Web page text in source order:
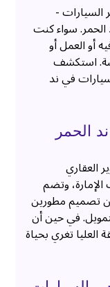
السيارات -
سواء كنت
أو العمل أو
استكشف
في ند
الحمر
العقاري
وتضم
تصميم مطورين
في حين أن
العليا تغري بحياة